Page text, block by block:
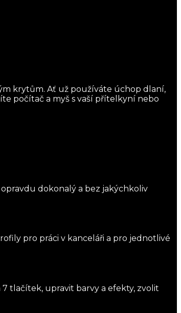
krytům. Ať už používáte úchop dlaní,
počítač a myš s vaší přítelkyní nebo
dokonalý a bez jakýchkoliv
pro práci v kanceláři a pro jednotlivé
tlačítek, upravit barvy a efekty, zvolit